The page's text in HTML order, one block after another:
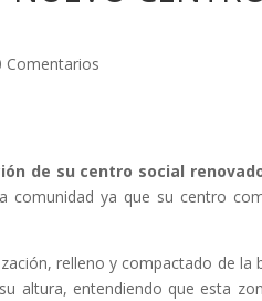
Comentarios
de su centro social
comunidad ya que su centro
relleno y compactado de la
altura, entendiendo que esta